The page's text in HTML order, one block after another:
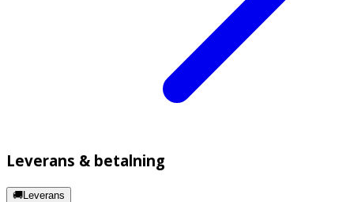
Leverans & betalning
🚚Leverans